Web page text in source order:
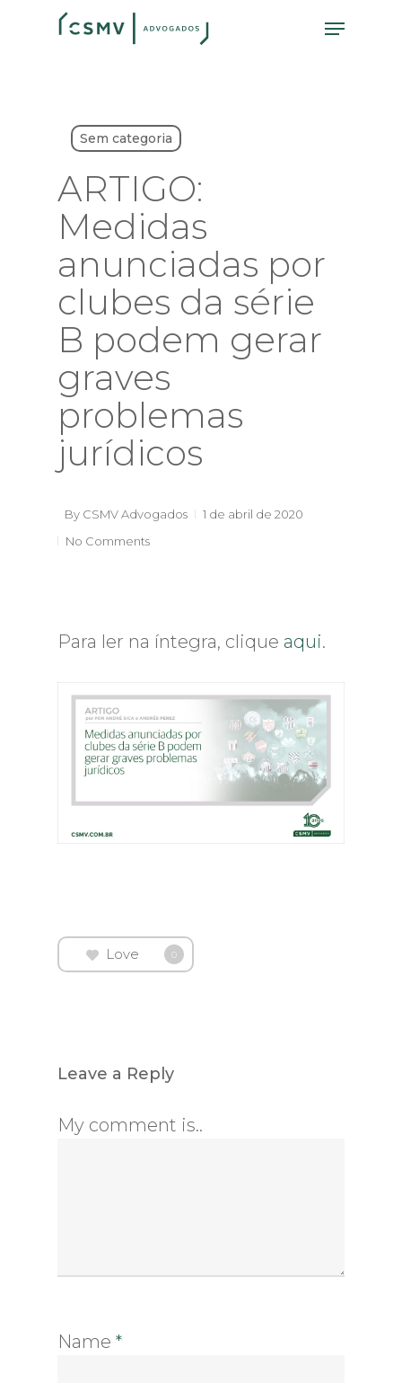
Menu
Sem categoria
ARTIGO:
Medidas
anunciadas por
clubes da série
B podem gerar
graves
problemas
jurídicos
By CSMV Advogados
1 de abril de 2020
No Comments
Para ler na íntegra, clique aqui.
Love 0
Leave a Reply
My comment is..
Name *